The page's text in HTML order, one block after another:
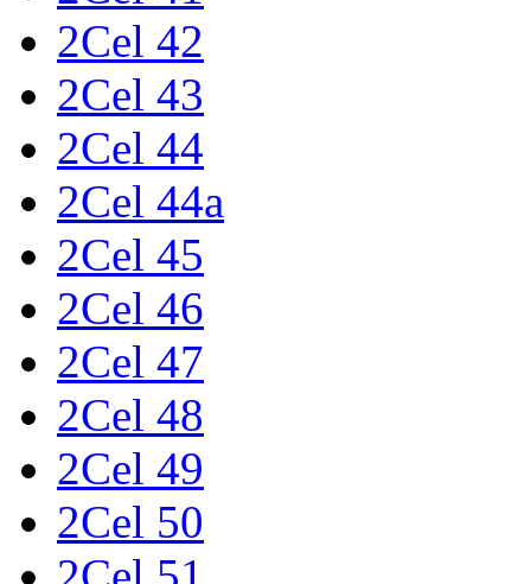
2Cel 42
2Cel 43
2Cel 44
2Cel 44a
2Cel 45
2Cel 46
2Cel 47
2Cel 48
2Cel 49
2Cel 50